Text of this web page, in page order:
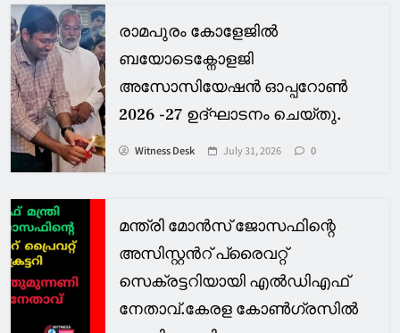
രാമപുരം കോളേജിൽ
ബയോടെക്നോളജി
അസോസിയേഷൻ ഓപ്പറോൺ
2026 -27 ഉദ്ഘാടനം ചെയ്തു.
Witness Desk July 31, 2026 0
മന്ത്രി മോൻസ് ജോസഫിന്റെ
അസിസ്റ്റൻറ് പ്രൈവറ്റ്
സെക്രട്ടറിയായി എൽഡിഎഫ്
നേതാവ്.കേരള കോൺഗ്രസിൽ